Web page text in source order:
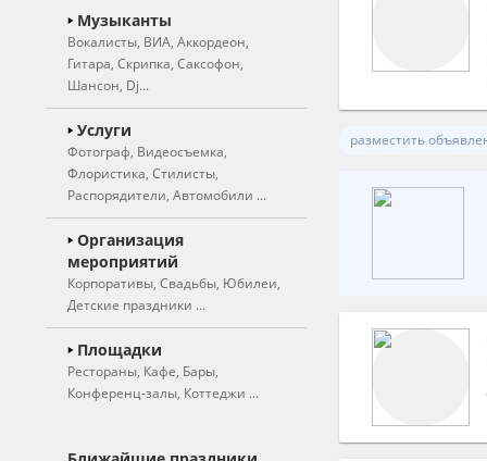
Ведущие
Свадебные ведущие
Тамада
Юмористы
Актеры театра
Артисты цирка
Двойники, Пародисты
Иллюзионисты,
фокусники
Оригинальный жанр
Клоуны
Живые статуи
Ростовые куклы
Музыканты
Вокалисты, ВИА, Аккордеон,
Гитара, Скрипка, Саксофон,
Шансон, Dj...
Вокалисты
Вокалистки
Вокальные группы,
дуэты
Музыкальные группы,
ВИА
Инструментальные
коллективы, оркестры
Аккордеон
Арфа
Услуги
Фотограф, Видеосъемка,
Флористика, Стилисты,
Распорядители, Автомобили ...
Фотограф, фотосъемка
Видеосъемка
Художники, шаржисты
Фотокабинка, фотобудка
Флористика
(оформление цветами)
оформление зала
Организация
мероприятий
Корпоративы, Свадьбы, Юбилеи,
Детские праздники ...
Частные мероприятия
Корпоративные
мероприятия
Площадки
Рестораны, Кафе, Бары,
Конференц-залы, Коттеджи ...
разместить